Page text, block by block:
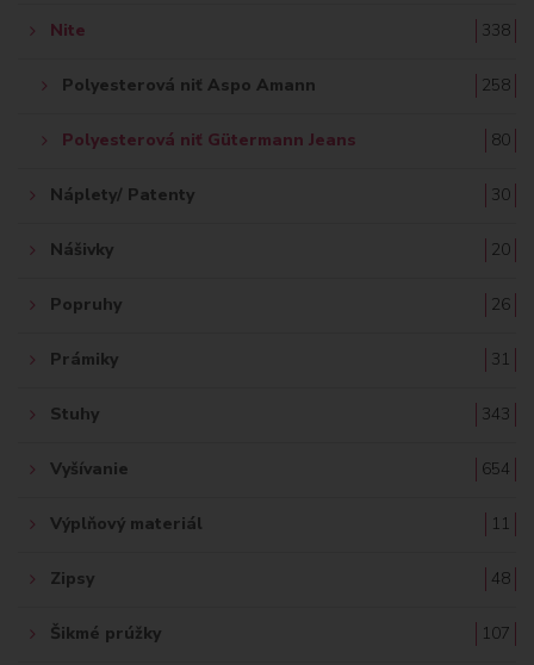
Nite 338
Polyesterová niť Aspo Amann 258
Polyesterová niť Gütermann Jeans 80
Náplety/ Patenty 30
Nášivky 20
Popruhy 26
Prámiky 31
Stuhy 343
Vyšívanie 654
Výplňový materiál 11
Zipsy 48
Šikmé prúžky 107